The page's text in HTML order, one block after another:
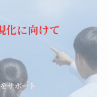
化に向けて
サポート